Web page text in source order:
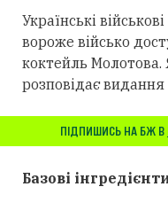
Українські
вороже військо
коктейль
розповідає видання
ПІДПИШИСЬ НА БЖ В
Базові